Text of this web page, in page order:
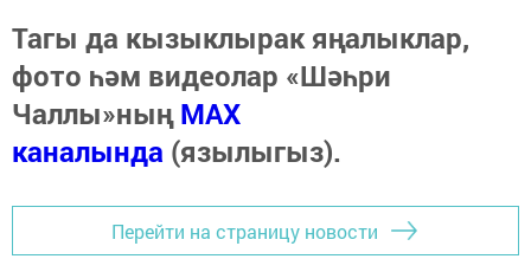
Тагы да кызыклырак яңалыклар,
фото һәм видеолар «Шәһри
Чаллы»ныңMAX
каналында (язылыгыз).
Перейти на страницу новости